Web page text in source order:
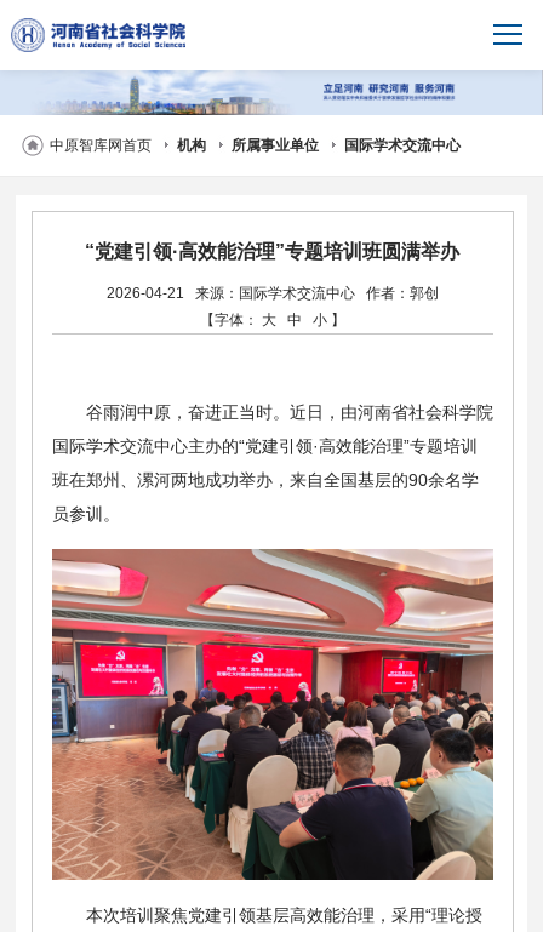
中原智库网首页 机构 所属事业单位 国际学术交流中心
“党建引领·高效能治理”专题培训班圆满举办
2026-04-21 来源：国际学术交流中心
作者：郭创
【字体：
大 中 小 】
谷雨润中原，奋进正当时。近日，由河南省社会科学院
国际学术交流中心主办的“党建引领·高效能治理”专题培训
班在郑州、漯河两地成功举办，来自全国基层的90余名学
员参训。
本次培训聚焦党建引领基层高效能治理，采用“理论授